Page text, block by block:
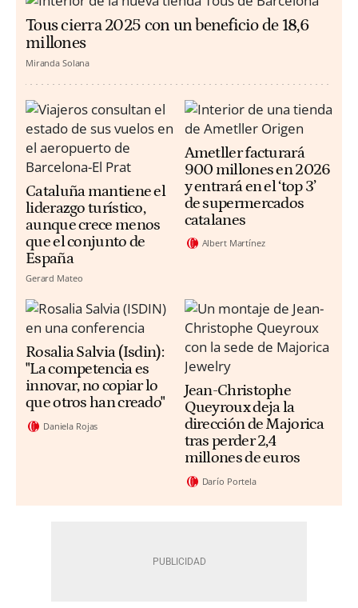
Tous cierra 2025 con un beneficio de 18,6
millones
Miranda Solana
Cataluña mantiene el
liderazgo turístico,
aunque crece menos
que el conjunto de
España
Gerard Mateo
Ametller facturará
900 millones en 2026
y entrará en el ‘top 3’
de supermercados
catalanes
Albert Martínez
Rosalia Salvia (Isdin):
"La competencia es
innovar, no copiar lo
que otros han creado"
Daniela Rojas
Jean-Christophe
Queyroux deja la
dirección de Majorica
tras perder 2,4
millones de euros
Darío Portela